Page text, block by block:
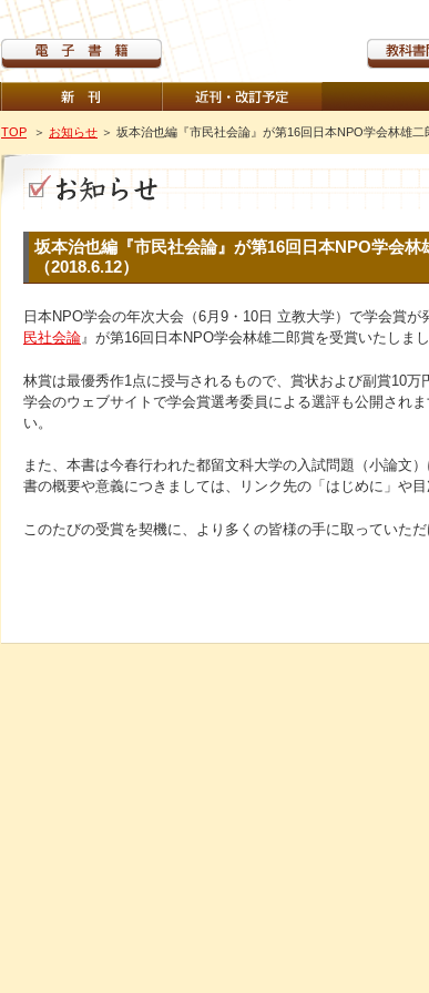
TOP ＞ お知らせ ＞ 坂本治也編『市民社会論』が第16回日本NPO学会林雄二
坂本治也編『市民社会論』が第16回日本NPO学会林
（2018.6.12）
日本NPO学会の年次大会（6月9・10日 立教大学）で学会賞が
民社会論』が第16回日本NPO学会林雄二郎賞を受賞いたしまし
林賞は最優秀作1点に授与されるもので、賞状および副賞10万
学会のウェブサイトで学会賞選考委員による選評も公開され
い。
また、本書は今春行われた都留文科大学の入試問題（小論文
書の概要や意義につきましては、リンク先の「はじめに」や目
このたびの受賞を契機に、より多くの皆様の手に取っていただ